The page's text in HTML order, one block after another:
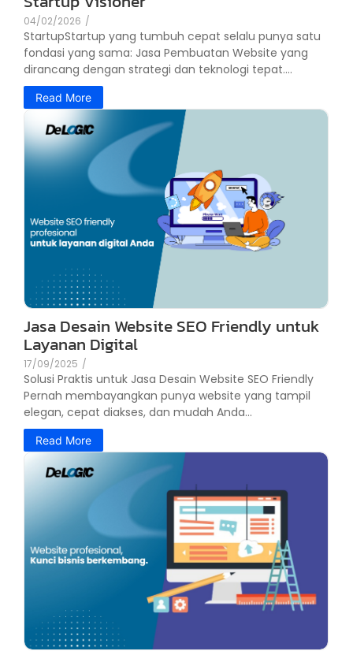
04/02/2026 /
StartupStartup yang tumbuh cepat selalu punya satu
fondasi yang sama: Jasa Pembuatan Website yang
dirancang dengan strategi dan teknologi tepat....
Read More
Jasa Desain Website SEO Friendly untuk
Layanan Digital
17/09/2025 /
Solusi Praktis untuk Jasa Desain Website SEO Friendly
Pernah membayangkan punya website yang tampil
elegan, cepat diakses, dan mudah Anda...
Read More